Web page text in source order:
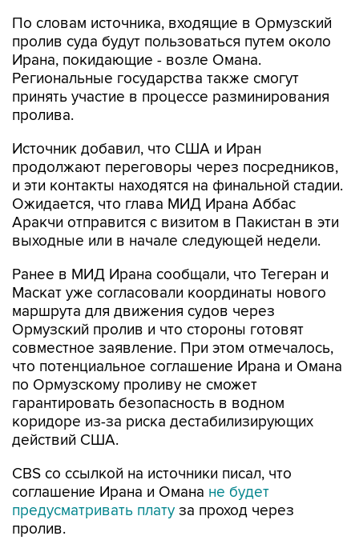
По словам источника, входящие в Ормузский
пролив суда будут пользоваться путем около
Ирана, покидающие - возле Омана.
Региональные государства также смогут
принять участие в процессе разминирования
пролива.
Источник добавил, что США и Иран
продолжают переговоры через посредников,
и эти контакты находятся на финальной стадии.
Ожидается, что глава МИД Ирана Аббас
Аракчи отправится с визитом в Пакистан в эти
выходные или в начале следующей недели.
Ранее в МИД Ирана сообщали, что Тегеран и
Маскат уже согласовали координаты нового
маршрута для движения судов через
Ормузский пролив и что стороны готовят
совместное заявление. При этом отмечалось,
что потенциальное соглашение Ирана и Омана
по Ормузскому проливу не сможет
гарантировать безопасность в водном
коридоре из-за риска дестабилизирующих
действий США.
CBS со ссылкой на источники писал, что
соглашение Ирана и Омана не будет
предусматривать плату за проход через
пролив.